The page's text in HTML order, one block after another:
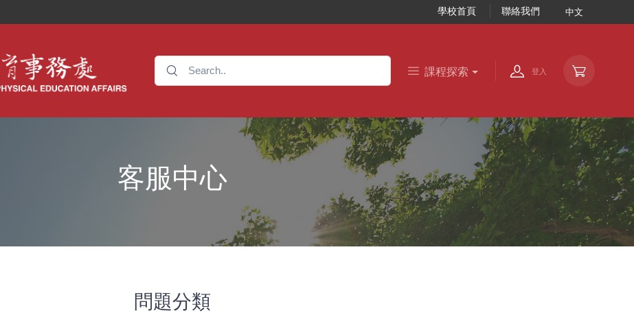
學校首頁 聯絡我們 中文
課程探索 登入
客服中心
問題分類